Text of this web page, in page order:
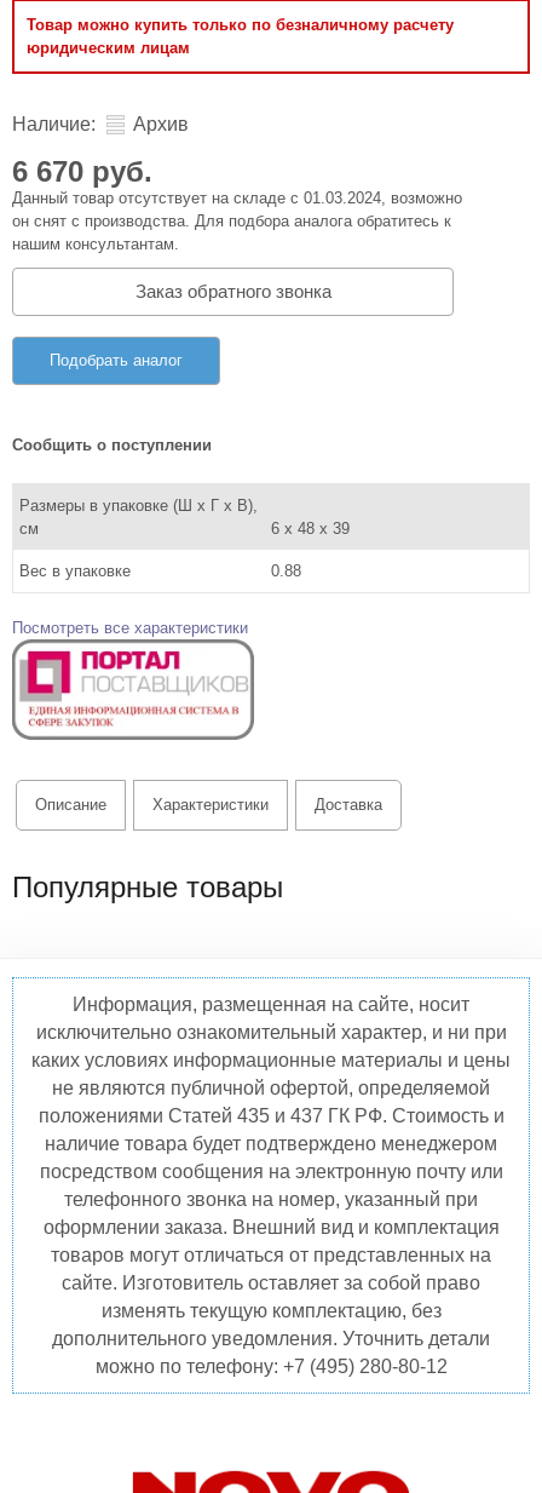
Товар можно купить только по безналичному расчету
юридическим лицам
Наличие: Архив
6 670 руб.
Данный товар отсутствует на складе с 01.03.2024, возможно
он снят с производства. Для подбора аналога обратитесь к
нашим консультантам.
Заказ обратного звонка
Подобрать аналог
Сообщить о поступлении
Размеры в упаковке (Ш x Г x В),
см
6 x 48 x 39
Вес в упаковке 0.88
Посмотреть все характеристики
Описание Характеристики Доставка
Популярные товары
Информация, размещенная на сайте, носит
исключительно ознакомительный характер, и ни при
каких условиях информационные материалы и цены
не являются публичной офертой, определяемой
положениями Статей 435 и 437 ГК РФ. Стоимость и
наличие товара будет подтверждено менеджером
посредством сообщения на электронную почту или
телефонного звонка на номер, указанный при
оформлении заказа. Внешний вид и комплектация
товаров могут отличаться от представленных на
сайте. Изготовитель оставляет за собой право
изменять текущую комплектацию, без
дополнительного уведомления. Уточнить детали
можно по телефону: +7 (495) 280-80-12